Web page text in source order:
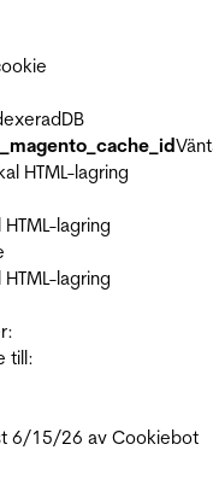
HTML-lagring
HTML-lagring
HTML-lagring
till:
6/15/26 av Cookiebot